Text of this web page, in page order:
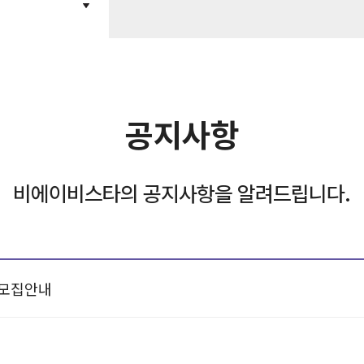
공지사항
비에이비스타의 공지사항을 알려드립니다.
집안내